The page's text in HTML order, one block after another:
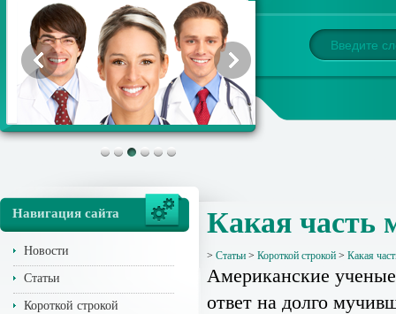
Навигация сайта
Новости
Статьи
Короткой строкой
Какая часть
> Статьи > Короткой строкой > Какая
Американские
ответ на долго